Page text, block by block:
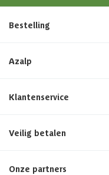
Bestelling
Azalp
Klantenservice
Veilig betalen
Onze partners